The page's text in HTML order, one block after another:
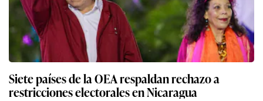
Siete países de la OEA respaldan rechazo a
restricciones electorales en Nicaragua